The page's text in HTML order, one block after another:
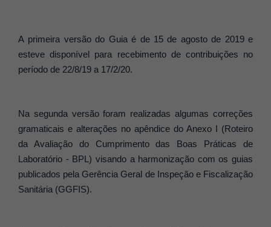
A primeira versão do Guia é de 15 de agosto de 2019 e
esteve disponível para recebimento de contribuições no
período de 22/8/19 a 17/2/20.
Na segunda versão foram realizadas algumas correções
gramaticais e alterações no apêndice do Anexo I (Roteiro
da Avaliação do Cumprimento das Boas Práticas de
Laboratório - BPL) visando a harmonização com os guias
publicados pela Gerência Geral de Inspeção e Fiscalização
Sanitária (GGFIS).